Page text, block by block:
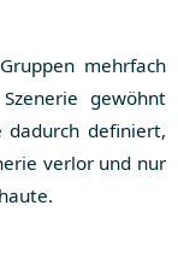
mehrfach
gewöhnt
dadurch definiert,
verlor und nur